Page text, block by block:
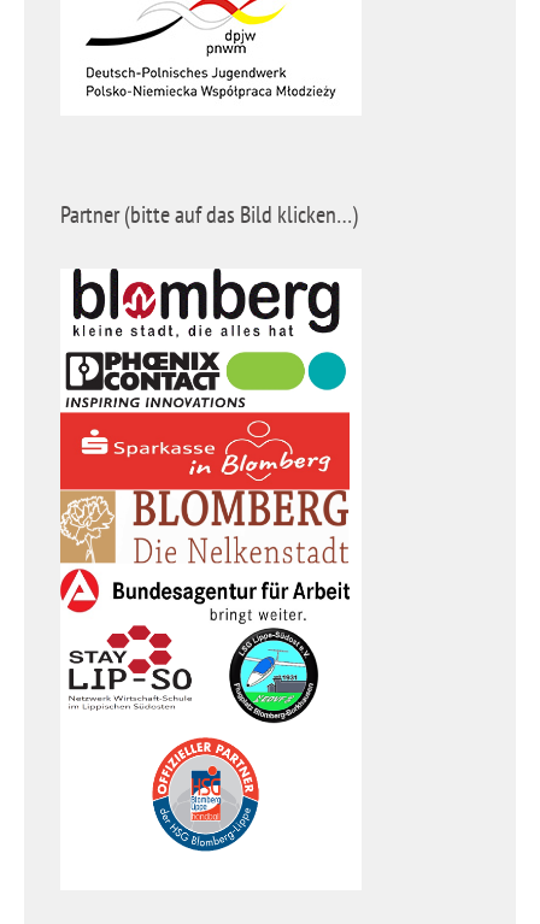
Partner (bitte auf das Bild klicken…)